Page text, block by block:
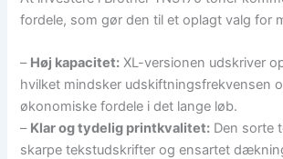
fordele, som gør den til et oplagt valg for
– Høj kapacitet: XL-versionen udskriver
hvilket mindsker udskiftningsfrekvensen
økonomiske fordele i det lange løb.
– Klar og tydelig printkvalitet: Den sorte
skarpe tekstudskrifter og ensartet